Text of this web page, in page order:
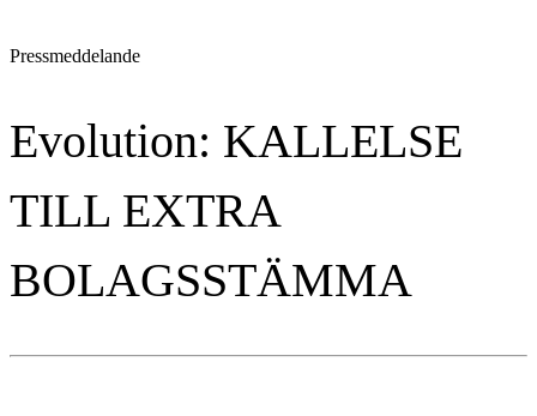
Pressmeddelande
Evolution: KALLELSE
TILL EXTRA
BOLAGSSTÄMMA